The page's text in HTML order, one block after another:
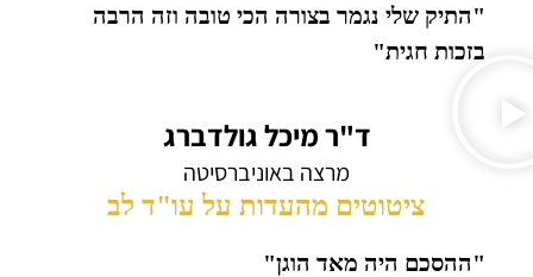
"התיק שלי נגמר בצורה הכי טובה וזה הרבה
בזכות חגית"
ד"ר מיכל גולדברג
מרצה באוניברסיטה
ציטוטים מהעדות על עו"ד לב
"ההסכם היה מאד הוגן"